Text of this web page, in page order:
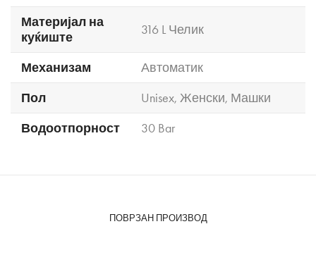
Материјал на
куќиште
316 L Челик
Механизам
Автоматик
Пол
Unisex, Женски, Машки
Водоотпорност
30 Bar
ПОВРЗАН ПРОИЗВОД